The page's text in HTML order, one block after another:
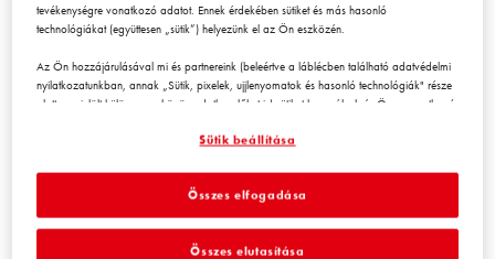
tevékenységre vonatkozó adatot. Ennek érdekében sütiket és más hasonló
technológiákat (együttesen „sütik”) helyezünk el az Ön eszközén.
Az Ön hozzájárulásával mi és partnereink (beleértve a láblécben található adatvédelmi
nyilatkozatunkban, annak „Sütik, pixelek, ujjlenyomatok és hasonló technológiák" része
alatt megjelöltkülön vagyközös
adatkezelőket is) sütiket használunk és Önre vonatkozó
optimalizálására, a weboldal használatát javító funkciók biztosítására
weboldal Ön (illetve a cég, amelynek Ön az alkalmazásában áll) általi használatát,
valamint a velünk folytatott kereskedelmi műveleteket, tevékenységeket, és ezek alapján
nyomon követjük termékeink harmadik fél weboldalán történő megvásárlását,
karbantartjuk az üzleti szereplőkre vonatkozó adatainkat, és egyéni profilokat hozunk
létre Önről, amelyeket harmadik felektől és más weboldalakról származó adatokkal
Sütik beállítása
Összes elutasítása
Összes elfogadása